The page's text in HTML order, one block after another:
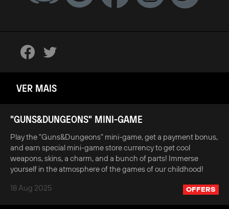
VER MAIS
"GUNS&DUNGEONS" MINI-GAME
Play the "Guns&Dungeons" mini-game, get a payment bonus,
and earn special mini-game store currency to get cool
weapons, skins, a charm, and a bunch of parts! Immerse
yourself in the atmosphere of the games of our childhood!
18 Aug 2025
OFFERS